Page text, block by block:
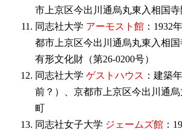
市上京区今出川通烏丸東入相国
同志社大学 アーモスト館 ：1932
都市上京区今出川通烏丸東入相
有形文化財（第26-0200号）
同志社大学 ゲストハウス ：建築
前？）、京都市上京区今出川通
町
同志社女子大学 ジェームズ館 ：